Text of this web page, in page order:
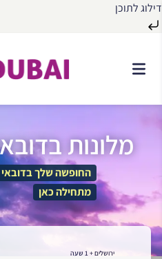
דילוג לתוכן
התוכן
מלונות
החופשה שלך בדובאי
מתחילה כאן
ירושלים + 1 שעה